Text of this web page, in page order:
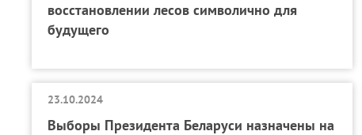
восстановлении лесов символично для
будущего
23.10.2024
Выборы Президента Беларуси назначены на